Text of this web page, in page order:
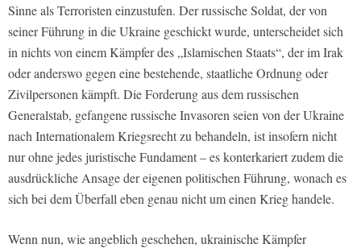
Sinne als Terroristen einzustufen. Der russische Soldat, der von
seiner Führung in die Ukraine geschickt wurde, unterscheidet sich
in nichts von einem Kämpfer des „Islamischen Staats“, der im Irak
oder anderswo gegen eine bestehende, staatliche Ordnung oder
Zivilpersonen kämpft. Die Forderung aus dem russischen
Generalstab, gefangene russische Invasoren seien von der Ukraine
nach Internationalem Kriegsrecht zu behandeln, ist insofern nicht
nur ohne jedes juristische Fundament – es konterkariert zudem die
ausdrückliche Ansage der eigenen politischen Führung, wonach es
sich bei dem Überfall eben genau nicht um einen Krieg handele.
Wenn nun, wie angeblich geschehen, ukrainische Kämpfer